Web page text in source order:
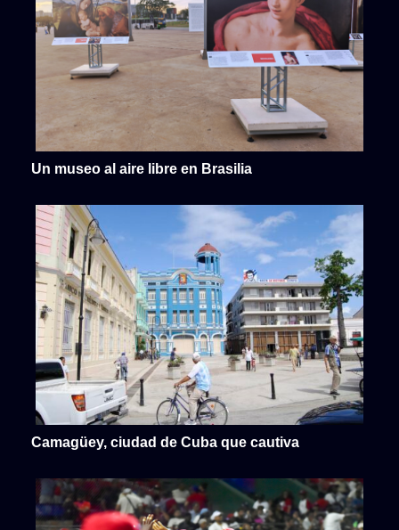
Un museo al aire libre en Brasilia
Camagüey, ciudad de Cuba que cautiva